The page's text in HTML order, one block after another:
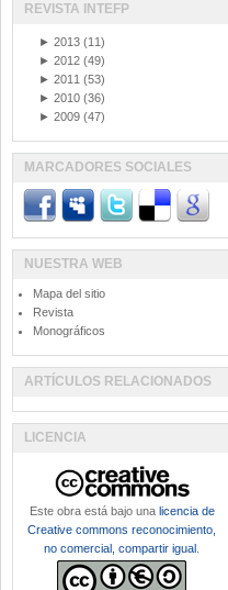
REVISTA INTEFP
► 2013 (11)
► 2012 (49)
► 2011 (53)
► 2010 (36)
► 2009 (47)
MARCADORES SOCIALES
NUESTRA WEB
Mapa del sitio
Revista
Monográficos
ARTÍCULOS RELACIONADOS
LICENCIA
Este obra está bajo una licencia de
Creative commons reconocimiento,
no comercial, compartir igual